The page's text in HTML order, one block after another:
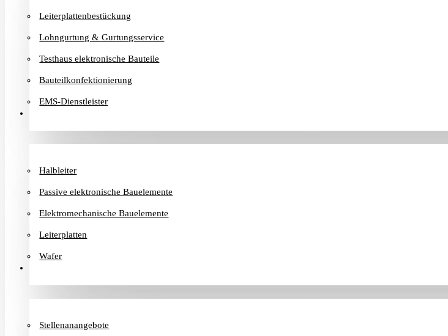
Leiterplattenbestückung
Lohngurtung & Gurtungsservice
Testhaus elektronische Bauteile
Bauteilkonfektionierung
EMS-Dienstleister
Halbleiter
Passive elektronische Bauelemente
Elektromechanische Bauelemente
Leiterplatten
Wafer
Stellenanangebote